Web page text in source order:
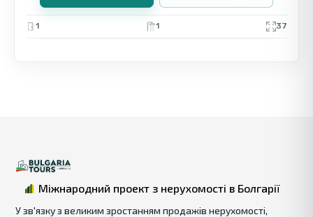
1 1 37
Міжнародний проект з нерухомості в Болгарії
У зв'язку з великим зростанням продажів нерухомості,